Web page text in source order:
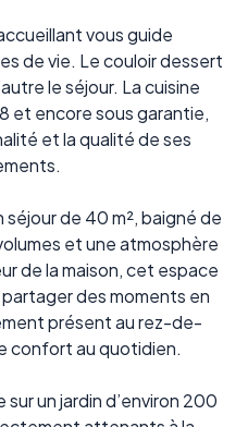
vous guide
de vie. Le couloir dessert
le séjour. La cuisine
et encore sous garantie,
et la qualité de ses
séjour de 40 m², baigné de
et une atmosphère
de la maison, cet espace
des moments en
présent au rez-de-
confort au quotidien.
sur un jardin d’environ 200